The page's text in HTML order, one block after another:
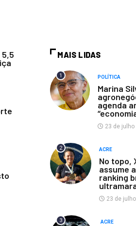
MAIS LIDAS
1 POLÍTICA
Marina
agenda
23 de julho
2 ACRE
No topo,
assume
ranking
23 de
3 ACRE